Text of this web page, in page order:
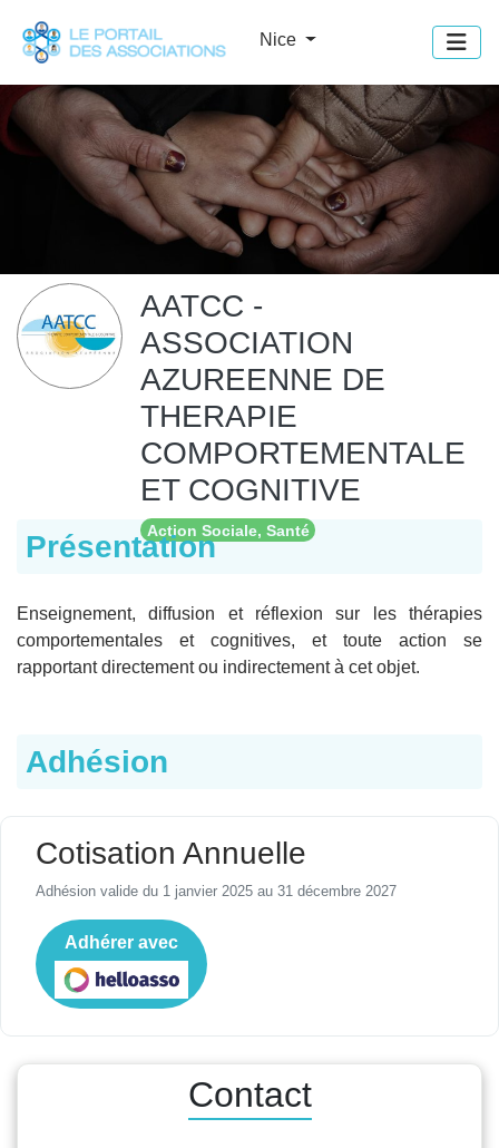
Nice
AATCC -
ASSOCIATION
AZUREENNE DE
THERAPIE
COMPORTEMENTALE
ET COGNITIVE
Action Sociale, Santé
Présentation
Enseignement, diffusion et réflexion sur les thérapies
comportementales et cognitives, et toute action se
rapportant directement ou indirectement à cet objet.
Adhésion
Cotisation Annuelle
Adhésion valide du 1 janvier 2025 au 31 décembre 2027
Adhérer avec
Contact